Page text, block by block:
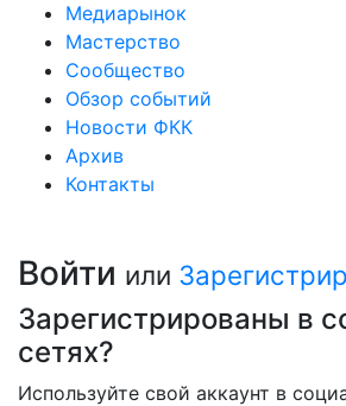
Медиарынок
Мастерство
Сообщество
Обзор событий
Новости ФКК
Архив
Контакты
Войти или
Зарегистрированы в
сетях?
Используйте свой аккаунт в